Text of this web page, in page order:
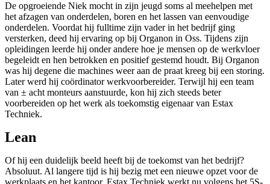
De opgroeiende Niek mocht in zijn jeugd soms al meehelpen met
het afzagen van onderdelen, boren en het lassen van eenvoudige
onderdelen. Voordat hij fulltime zijn vader in het bedrijf ging
versterken, deed hij ervaring op bij Organon in Oss. Tijdens zijn
opleidingen leerde hij onder andere hoe je mensen op de werkvloer
begeleidt en hen betrokken en positief gestemd houdt. Bij Organon
was hij degene die machines weer aan de praat kreeg bij een storing.
Later werd hij coördinator werkvoorbereider. Terwijl hij een team
van ± acht monteurs aanstuurde, kon hij zich steeds beter
voorbereiden op het werk als toekomstig eigenaar van Estax
Techniek.
Lean
Of hij een duidelijk beeld heeft bij de toekomst van het bedrijf?
Absoluut. Al langere tijd is hij bezig met een nieuwe opzet voor de